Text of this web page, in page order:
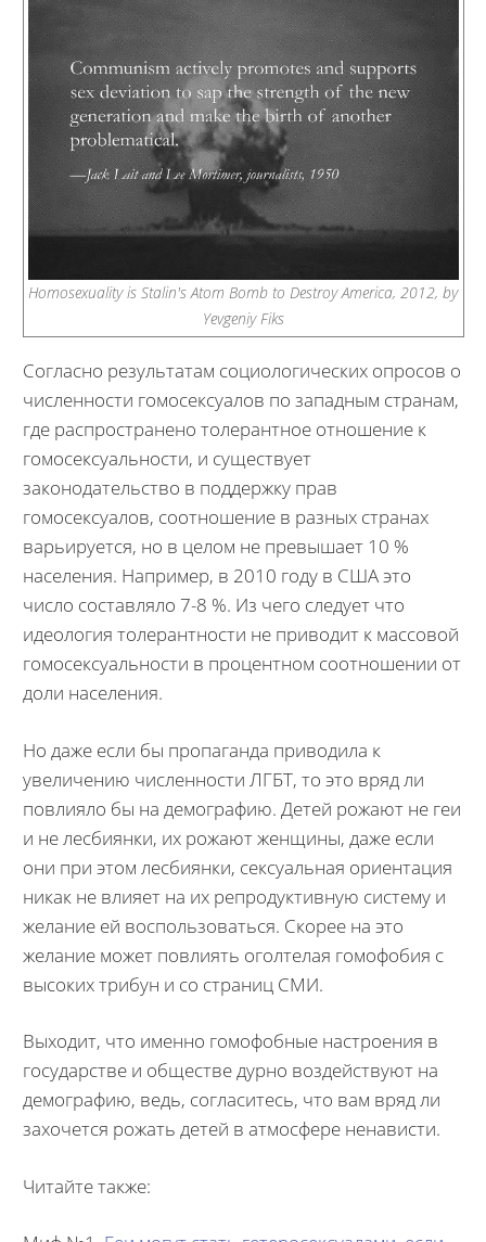
Homosexuality is Stalin's Atom Bomb to Destroy America, 2012, by
Yevgeniy Fiks
Согласно результатам социологических опросов о
численности гомосексуалов по западным странам,
где распространено толерантное отношение к
гомосексуальности, и существует
законодательство в поддержку прав
гомосексуалов, соотношение в разных странах
варьируется, но в целом не превышает 10 %
населения. Например, в 2010 году в США это
число составляло 7-8 %. Из чего следует что
идеология толерантности не приводит к массовой
гомосексуальности в процентном соотношении от
доли населения.
Но даже если бы пропаганда приводила к
увеличению численности ЛГБТ, то это вряд ли
повлияло бы на демографию. Детей рожают не геи
и не лесбиянки, их рожают женщины, даже если
они при этом лесбиянки, сексуальная ориентация
никак не влияет на их репродуктивную систему и
желание ей воспользоваться. Скорее на это
желание может повлиять оголтелая гомофобия с
высоких трибун и со страниц СМИ.
Выходит, что именно гомофобные настроения в
государстве и обществе дурно воздействуют на
демографию, ведь, согласитесь, что вам вряд ли
захочется рожать детей в атмосфере ненависти.
Читайте также: